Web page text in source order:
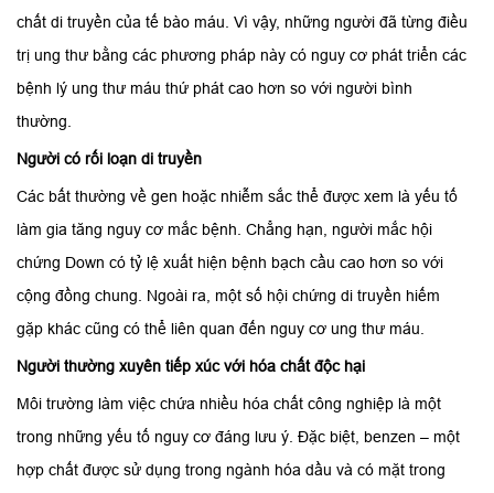
chất di truyền của tế bào máu. Vì vậy, những người đã từng điều
trị ung thư bằng các phương pháp này có nguy cơ phát triển các
bệnh lý ung thư máu thứ phát cao hơn so với người bình
thường.
Người có rối loạn di truyền
Các bất thường về gen hoặc nhiễm sắc thể được xem là yếu tố
làm gia tăng nguy cơ mắc bệnh. Chẳng hạn, người mắc hội
chứng Down có tỷ lệ xuất hiện bệnh bạch cầu cao hơn so với
cộng đồng chung. Ngoài ra, một số hội chứng di truyền hiếm
gặp khác cũng có thể liên quan đến nguy cơ ung thư máu.
Người thường xuyên tiếp xúc với hóa chất độc hại
Môi trường làm việc chứa nhiều hóa chất công nghiệp là một
trong những yếu tố nguy cơ đáng lưu ý. Đặc biệt, benzen – một
hợp chất được sử dụng trong ngành hóa dầu và có mặt trong